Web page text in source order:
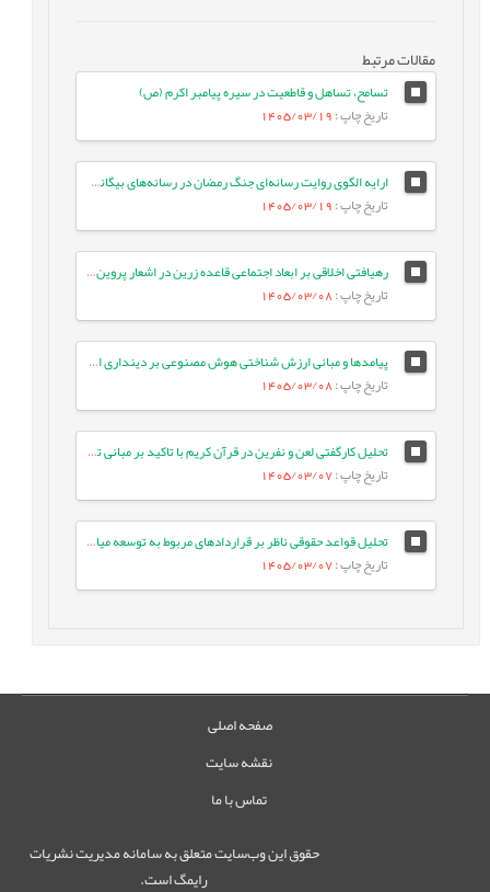
مقالات مرتبط
تسامح، تساهل و قاطعیت در سیره پیامبر اکرم (ص)
تاریخ چاپ: 1405/03/19
ارایه الگوی روایت رسانه‌ای جنگ رمضان در رسانه‌های بیگانه: مطالعه موردی ایران اینترنشنال
تاریخ چاپ: 1405/03/19
رهیافتی اخلاقی بر ابعاد اجتماعی قاعده زرین در اشعار پروین اعتصامی
تاریخ چاپ: 1405/03/08
پیامدها و مبانی ارزش شناختی هوش مصنوعی بر دینداری انسان معاصر
تاریخ چاپ: 1405/03/08
تحلیل کارگفتی لعن و نفرین در قرآن کریم با تاکید بر مبانی تربیتی آن
تاریخ چاپ: 1405/03/07
تحلیل قواعد حقوقی ناظر بر قراردادهای مربوط به توسعه میادین مشترک نفت و گاز
تاریخ چاپ: 1405/03/07
صفحه اصلی
نقشه سایت
تماس با ما
حقوق این وب‌سایت متعلق به سامانه مدیریت نشریات
رایمگ است.